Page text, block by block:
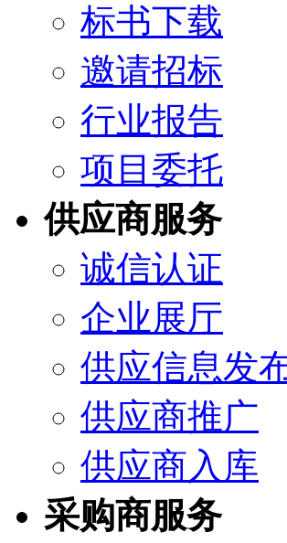
标书下载
邀请招标
行业报告
项目委托
供应商服务
诚信认证
企业展厅
供应信息发
供应商推广
供应商入库
采购商服务